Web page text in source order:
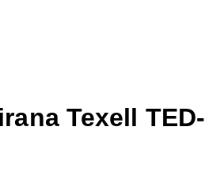
Texell TED-